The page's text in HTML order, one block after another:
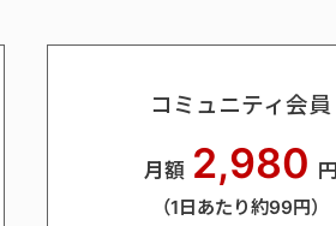
コミュニティ会員
月額 2,980 円
（1日あたり約99円）